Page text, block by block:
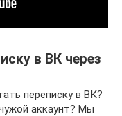
в ВК через
переписку в ВК?
аккаунт? Мы